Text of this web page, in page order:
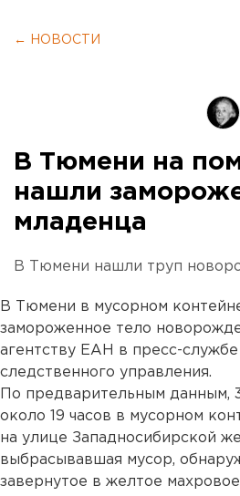
← НОВОСТИ
В Тюмени на
нашли
младенца
В Тюмени нашли труп
В Тюмени в мусорном
замороженное тело
агентству ЕАН в пресс-службе
следственного управления.
По предварительным данным,
около 19 часов в мусорном
на улице Западносибирской
выбрасывавшая мусор,
завернутое в желтое